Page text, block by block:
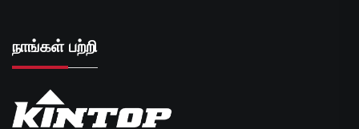
நாங்கள் பற்றி